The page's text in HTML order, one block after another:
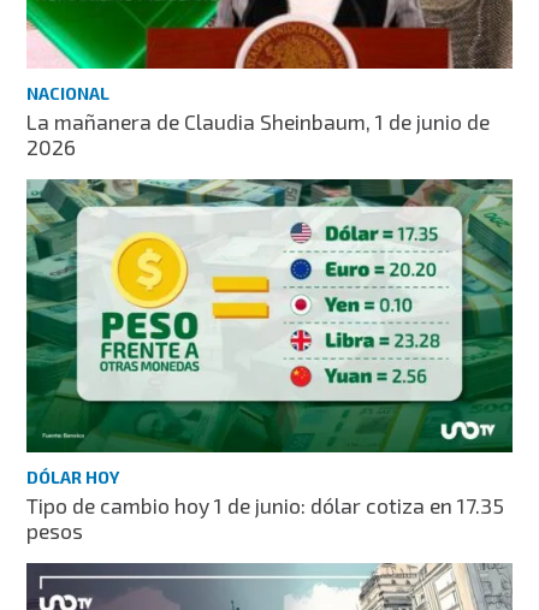
NACIONAL
La mañanera de Claudia Sheinbaum, 1 de junio de
2026
DÓLAR HOY
Tipo de cambio hoy 1 de junio: dólar cotiza en 17.35
pesos